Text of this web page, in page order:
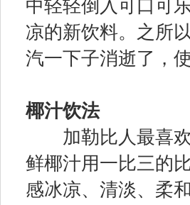
中轻轻倒入可口可
凉的新饮料。之所
汽一下子消逝了，
椰汁饮法
加勒比人最喜欢
鲜椰汁用一比三的
感冰凉、清淡、柔